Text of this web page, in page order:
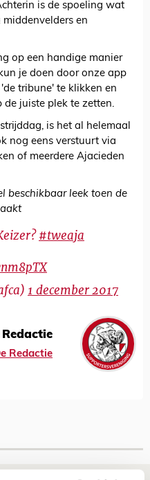
is de spoeling wat
en
op een handige manier
je doen door onze app
tribune' te klikken en
juiste plek te zetten.
is het al helemaal
nog eens verstuurt via
of meerdere Ajacieden
beschikbaar leek toen de
#tweaja
1 december 2017
Redactie
Redactie